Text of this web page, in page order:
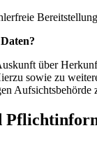
über
sowie zu
Aufsichtsbehörde